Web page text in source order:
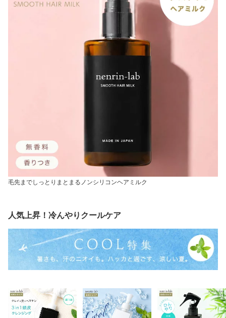
毛先までしっとりまとまるノンシリコンヘアミルク
人気上昇！冷んやりクールケア